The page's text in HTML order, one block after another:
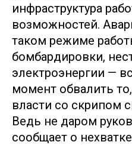
инфраструктура
возможностей.
таком режиме
бомбардировки,
электроэнергии —
момент обвалить
власти со скрипом
Ведь не даром
сообщает о